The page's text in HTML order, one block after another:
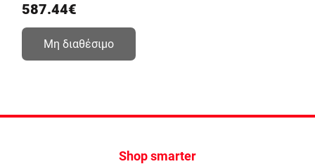
587.44€
Μη διαθέσιμο
Shop smarter